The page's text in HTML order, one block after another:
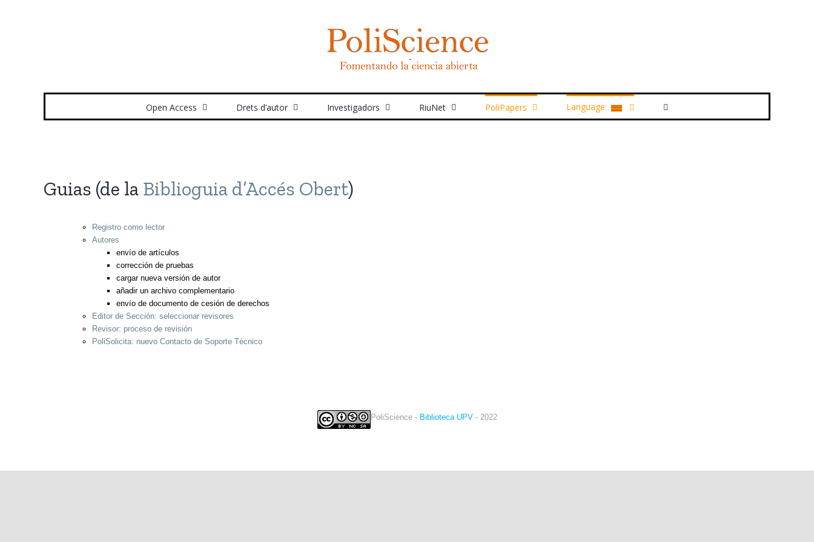
Open Access Drets d’autor Investigadors RiuNet PoliPapers Language:
Guias (de la Biblioguia d’Accés Obert)
Registro como lector
Autores
envío de artículos
corrección de pruebas
cargar nueva versión de autor
añadir un archivo complementario
envío de documento de cesión de derechos
Editor de Sección: seleccionar revisores
Revisor: proceso de revisión
PoliSolicita: nuevo Contacto de Soporte Técnico
PoliScience - Biblioteca UPV- 2022